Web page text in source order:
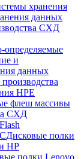
хранения
данных
СХД
определяемые
и
данных
HPE
флеш массивы
СХД
Дисковые полки
HP
полки Lenovo